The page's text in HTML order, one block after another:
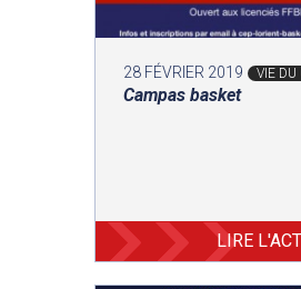
28 FÉVRIER 2019 VIE DU
Campas basket
LIRE